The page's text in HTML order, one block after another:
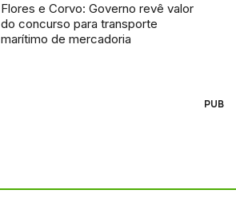
Flores e Corvo: Governo revê valor
do concurso para transporte
marítimo de mercadoria
PUB